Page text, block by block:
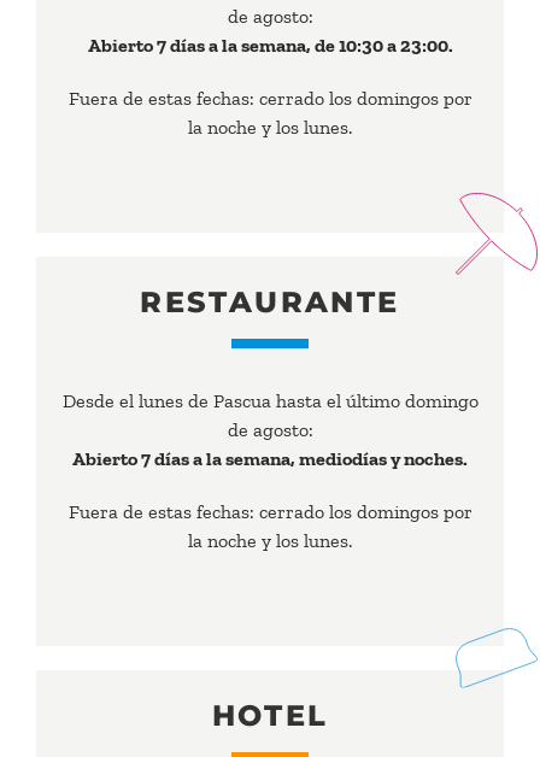
de agosto:
Abierto 7 días a la semana, de 10:30 a 23:00.
Fuera de estas fechas: cerrado los domingos por
la noche y los lunes.
RESTAURANTE
Desde el lunes de Pascua hasta el último domingo
de agosto:
Abierto 7 días a la semana, mediodías y noches.
Fuera de estas fechas: cerrado los domingos por
la noche y los lunes.
HOTEL